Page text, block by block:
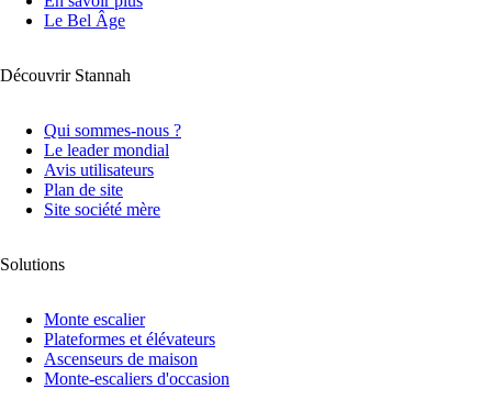
Le Bel Âge
Découvrir Stannah
Qui sommes-nous ?
Le leader mondial
Avis utilisateurs
Plan de site
Site société mère
Solutions
Monte escalier
Plateformes et élévateurs
Ascenseurs de maison
Monte-escaliers d'occasion